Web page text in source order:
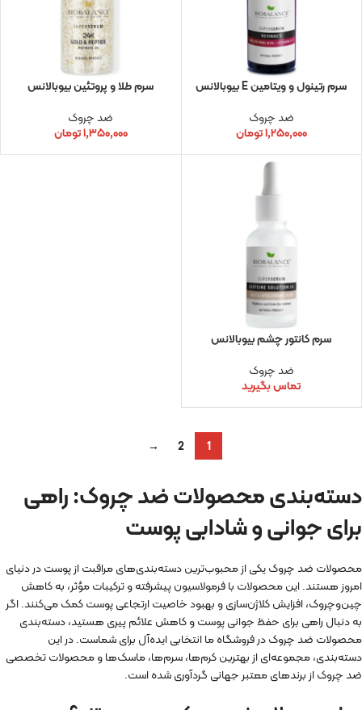
سرم رتینول و ویتامین E بیوبالانس
ضد چروک
۱,۲۵۰,۰۰۰تومان
سرم طلا و پروتئین بیوبالانس
ضد چروک
۱,۳۵۰,۰۰۰تومان
سرم کانتور چشم بیوبالانس
ضد چروک
تماس بگیرید
1
2
→
دسته‌بندی محصولات ضد چروک: راهی
برای جوانی و شادابی پوست
محصولات ضد چروک یکی از محبوب‌ترین دسته‌بندی‌های مراقبت از پوست در دنیای
امروز هستند. این محصولات با فرمولاسیون پیشرفته و ترکیبات مؤثر، به کاهش
چین‌وچروک، افزایش کلاژن‌سازی و بهبود خاصیت ارتجاعی پوست کمک می‌کنند. اگر
به دنبال راهی برای حفظ جوانی پوست و کاهش علائم پیری هستید، دسته‌بندی
محصولات ضد چروک در فروشگاه ما انتخابی ایده‌آل برای شماست. در این
دسته‌بندی، مجموعه‌ای از بهترین کرم‌ها، سرم‌ها، ماسک‌ها و محصولات تخصصی
ضد چروک از برندهای معتبر جهانی گردآوری شده است.